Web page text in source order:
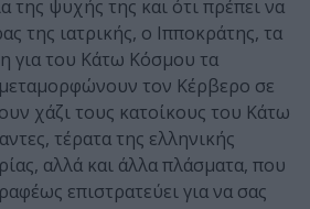
της ψυχής της και ότι πρέπει να
της ιατρικής, ο Ιπποκράτης, τα
για του Κάτω Κόσμου τα
τον Κέρβερο σε
χάζι τους κατοίκους του Κάτω
τέρατα της ελληνικής
αλλά και άλλα πλάσματα, που
επιστρατεύει για να σας